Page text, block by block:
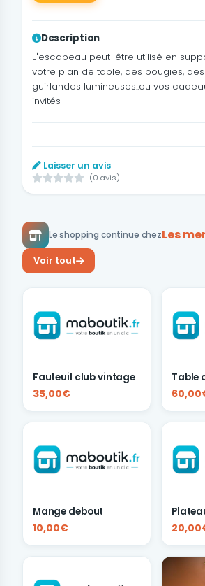
Description
L'escabeau peut-être utilisé en
votre plan de table, des bougies,
guirlandes lumineuses..ou vos
invités
Laisser un avis
(0 avis)
Le shopping continue chezLes
Voir tout
Fauteuil club vintage
35,00€
Table
Mange debout
10,00€